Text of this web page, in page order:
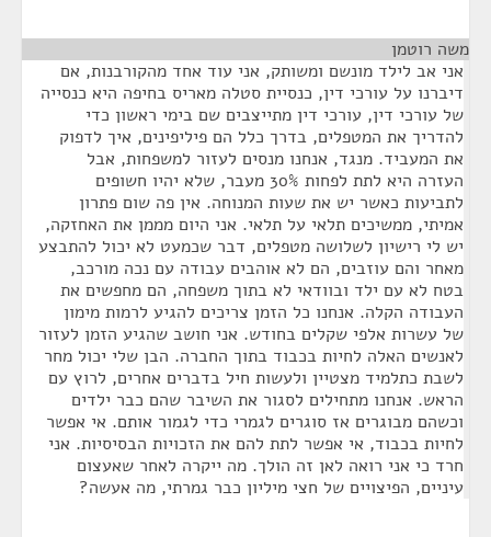
משה רוטמן
אני אב לילד מונשם ומשותק, אני עוד אחד מהקורבנות, אם
דיברנו על עורכי דין, כנסיית סטלה מאריס בחיפה היא כנסייה
של עורכי דין, עורכי דין מתייצבים שם בימי ראשון כדי
להדריך את המטפלים, בדרך כלל הם פיליפינים, איך לדפוק
את המעביד. מנגד, אנחנו מנסים לעזור למשפחות, אבל
העזרה היא לתת לפחות 30% מעבר, שלא יהיו חשופים
לתביעות כאשר יש את שעות המנוחה. אין פה שום פתרון
אמיתי, ממשיכים תלאי על תלאי. אני היום מממן את האחזקה,
יש לי רישיון לשלושה מטפלים, דבר שכמעט לא יכול להתבצע
מאחר והם עוזבים, הם לא אוהבים עבודה עם נכה מורכב,
בטח לא עם ילד ובוודאי לא בתוך משפחה, הם מחפשים את
העבודה הקלה. אנחנו כל הזמן צריכים להגיע לרמות מימון
של עשרות אלפי שקלים בחודש. אני חושב שהגיע הזמן לעזור
לאנשים האלה לחיות בכבוד בתוך החברה. הבן שלי יכול מחר
לשבת כתלמיד מצטיין ולעשות חיל בדברים אחרים, לרוץ עם
הראש. אנחנו מתחילים לסגור את השיבר שהם כבר ילדים
וכשהם מבוגרים אז סוגרים לגמרי כדי לגמור אותם. אי אפשר
לחיות בכבוד, אי אפשר לתת להם את הזכויות הבסיסיות. אני
חרד כי אני רואה לאן זה הולך. מה ייקרה לאחר שאעצום
עיניים, הפיצויים של חצי מיליון כבר גמרתי, מה אעשה?